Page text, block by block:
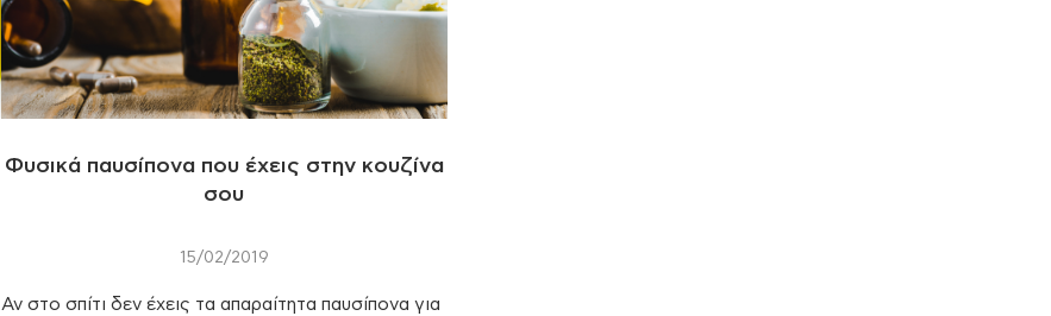
Φυσικά παυσίπονα που έχεις στην κουζίνα
σου
15/02/2019
Αν στο σπίτι δεν έχεις τα απαραίτητα παυσίπονα για